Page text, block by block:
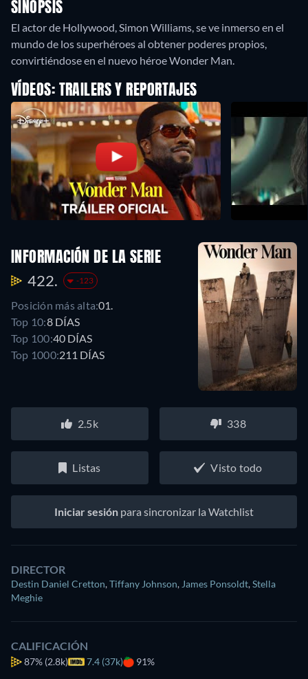
SINOPSIS
El actor de Hollywood, Simon Williams, se ve inmerso en el
mundo de los superhéroes al obtener poderes propios,
VÍDEOS: TRAILERS Y REPORTAJES
INFORMACIÓN DE LA SERIE
422. -123
Posición más alta:01.
Top 10:8 DÍAS
Top 100:40 DÍAS
Top 1000:211 DÍAS
2.5k 338
Listas Visto todo
Iniciar sesión para sincronizar la Watchlist
DIRECTOR
Destin Daniel Cretton,Tiffany Johnson, James Ponsoldt,Stella
Meghie
CALIFICACIÓN
87% (2.8k) 7.4 (37k) 91%